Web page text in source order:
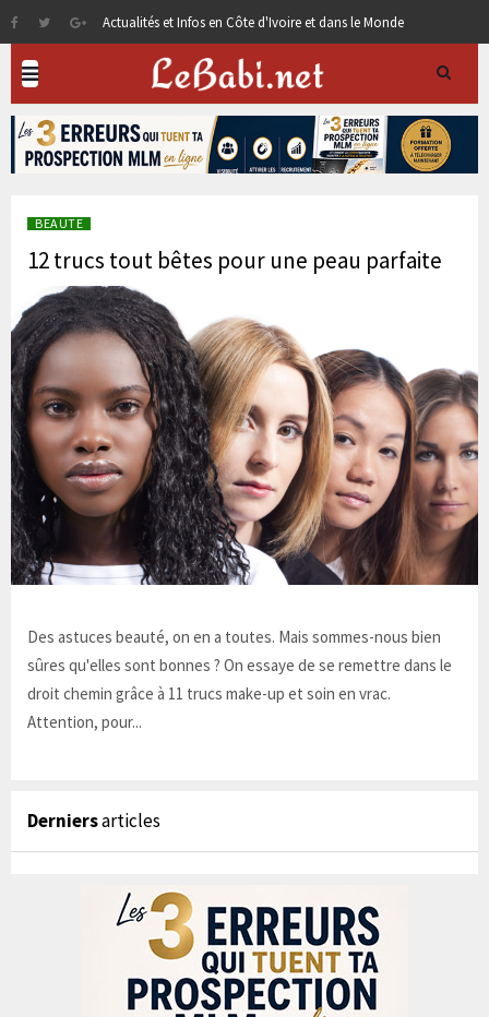
Actualités et Infos en Côte d'Ivoire et dans le Monde
BEAUTE
12 trucs tout bêtes pour une peau parfaite
Des astuces beauté, on en a toutes. Mais sommes-nous bien
sûres qu'elles sont bonnes ? On essaye de se remettre dans le
droit chemin grâce à 11 trucs make-up et soin en vrac.
Attention, pour...
Derniersarticles